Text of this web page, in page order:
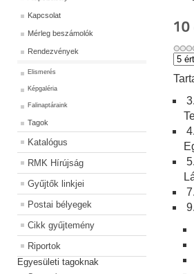
Kapcsolat
Mérleg beszámolók
Rendezvények
Elismerés
Képgaléria
Falinaptáraink
Tagok
Katalógus
RMK Hírújság
Gyűjtők linkjei
Postai bélyegek
Cikk gyűjtemény
Riportok
Egyesületi tagoknak
10
Ta